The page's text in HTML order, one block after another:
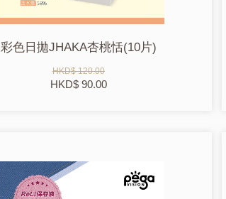
彩色日拋JHAKA杏桃恬(10片)
HKD$ 120.00
HKD$ 90.00